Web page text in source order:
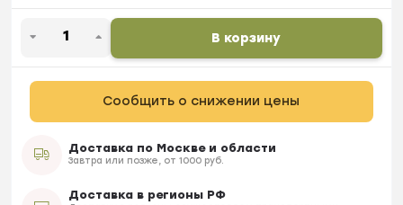
В корзину
Сообщить о снижении цены
Доставка по Москве и области
Завтра или позже, от 1000 руб.
Доставка в регионы РФ